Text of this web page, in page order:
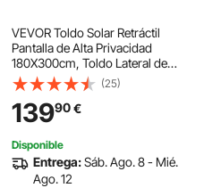
VEVOR Toldo Solar Retráctil
Pantalla de Alta Privacidad
180X300cm, Toldo Lateral de
Aluminio Separador Retráctil
Terraza, para Patio Jardín Gris
(25)
13990€
Disponible
Entrega:Sáb. Ago. 8 - Mié.
Ago. 12